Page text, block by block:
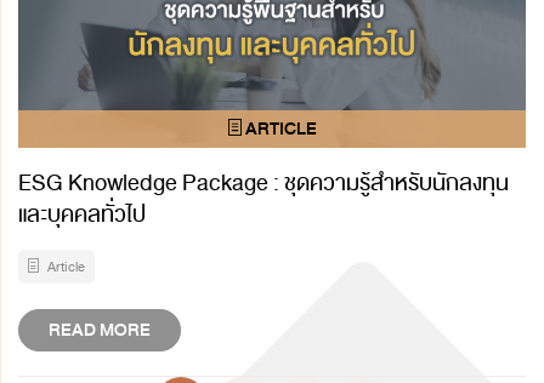
ESG Knowledge Package : ชุดความรู้สำหรับนักลงทุน
และบุคคลทั่วไป
Article
READ MORE